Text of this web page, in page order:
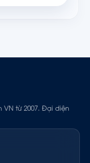
VN từ 2007. Đại diện